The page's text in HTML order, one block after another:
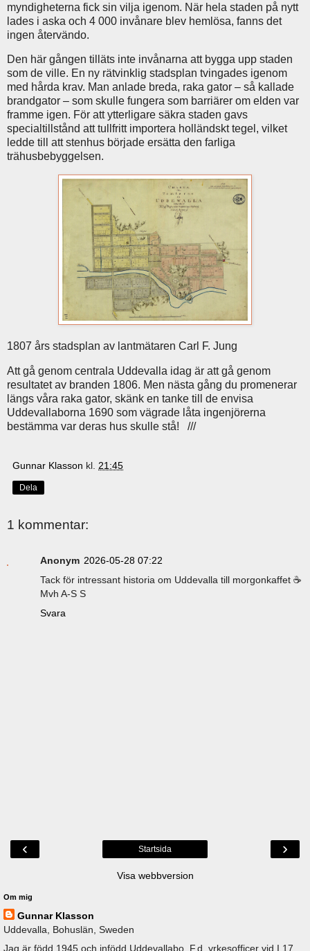
myndigheterna fick sin vilja igenom. När hela staden på nytt
lades i aska och 4 000 invånare blev hemlösa, fanns det
ingen återvändo.
Den här gången tilläts inte invånarna att bygga upp staden
som de ville. En ny rätvinklig stadsplan tvingades igenom
med hårda krav. Man anlade breda, raka gator – så kallade
brandgator – som skulle fungera som barriärer om elden var
framme igen. För att ytterligare säkra staden gavs
specialtillstånd att tullfritt importera holländskt tegel, vilket
ledde till att stenhus började ersätta den farliga
trähusbebyggelsen.
1807 års stadsplan av lantmätaren Carl F. Jung
Att gå genom centrala Uddevalla idag är att gå genom
resultatet av branden 1806. Men nästa gång du promenerar
längs våra raka gator, skänk en tanke till de envisa
Uddevallaborna 1690 som vägrade låta ingenjörerna
bestämma var deras hus skulle stå! ///
Gunnar Klasson kl. 21:45
Dela
1 kommentar:
Anonym 2026-05-28 07:22
Tack för intressant historia om Uddevalla till morgonkaffet ☕️
Mvh A-S S
Svara
‹ ›
Startsida
Visa webbversion
Om mig
Gunnar Klasson
Uddevalla, Bohuslän, Sweden
Jag är född 1945 och infödd Uddevallabo. F.d. yrkesofficer vid I 17,